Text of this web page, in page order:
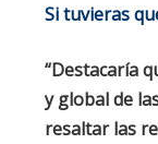
Si tuvieras
“Destacaría
y global de
resaltar las